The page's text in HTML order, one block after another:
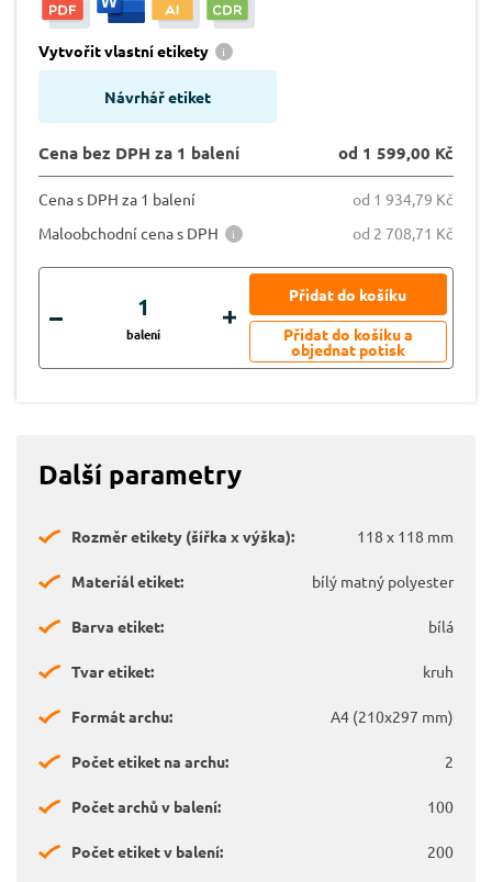
Vytvořit vlastní etikety
Návrhář etiket
Cena bez DPH za 1 balení od 1 599,00 Kč
Cena s DPH za 1 balení
od 1 934,79 Kč
Maloobchodní cena s DPH
od 2 708,71 Kč
balení
Další parametry
Rozměr etikety (šířka x výška): 118 x 118 mm
Materiál etiket: bílý matný polyester
Barva etiket: bílá
Tvar etiket: kruh
Formát archu: A4 (210x297 mm)
Počet etiket na archu: 2
Počet archů v balení: 100
Počet etiket v balení: 200